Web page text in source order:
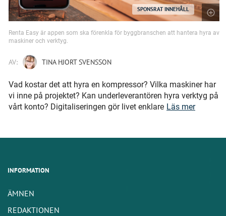
SPONSRAT INNEHÅLL
Renta Easy är appen som ska förenkla för byggbranschen att hantera hyra av
maskiner och verktyg.
AV: TINA HJORT SVENSSON
Vad kostar det att hyra en kompressor? Vilka maskiner har
vi inne på projektet? Kan underleverantören hyra verktyg på
vårt konto? Digitaliseringen gör livet enklare Läs mer
INFORMATION
ÄMNEN
REDAKTIONEN